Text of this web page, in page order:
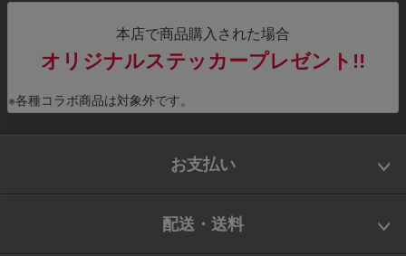
本店で商品購入された場合
オリジナルステッカープレゼント!!
※各種コラボ商品は対象外です。
お支払い
配送・送料